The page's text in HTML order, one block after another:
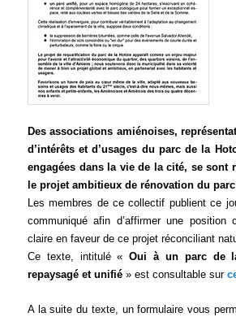
Des associations amiénoises,
d’intérêts et d’usages du parc de la
engagées dans la vie de la cité, se sont
le projet ambitieux de rénovation du
Les membres de ce collectif publient ce
communiqué afin d’affirmer une position
claire en faveur de ce projet réconciliant
Ce texte, intitulé «Oui à un parc de
repaysagé et unifié » est consultable sur
A la suite du texte, un formulaire vous